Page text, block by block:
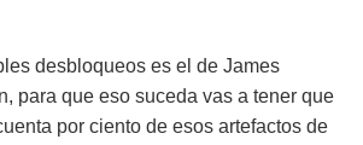
desbloqueos es el de James
para que eso suceda vas a tener que
por ciento de esos artefactos de